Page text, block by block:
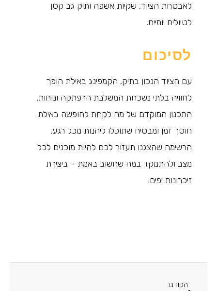
לאבטחת הציוד, שקיות אשפה ותיק גב קטן
לטיולים יומיים.
לסיכום
עם הציוד הנכון בתיק, הקמפינג באילת הופך
לחוויה בלתי נשכחת המשלבת הרפתקה ונוחות.
התכנון המוקדם של מה לקחת לחופשה באילת
חוסך זמן ומבטיח שתוכלו ליהנות מכל רגע.
הרשימה שהצגנו תעזור לכם להיות מוכנים לכל
מצב ולהתמקד במה שחשוב באמת – ביצירת
זיכרונות יפים.
הקודם